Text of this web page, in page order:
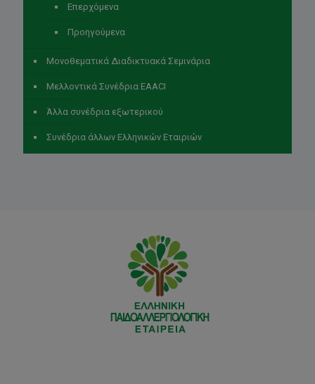
Επερχόμενα
Προηγούμενα
Μονοθεματικά Διαδικτυακά Σεμινάρια
Μελλοντικά Συνέδρια EAACI
Άλλα συνέδρια εξωτερικού
Συνέδρια άλλων Ελληνικών Εταιριών